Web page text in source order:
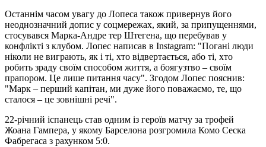
Останнім часом увагу до Лопеса також привернув його
неоднозначний допис у соцмережах, який, за припущеннями,
стосувався Марка-Андре тер Штегена, що перебував у
конфлікті з клубом. Лопес написав в Instagram: "Погані люди
ніколи не виграють, як і ті, хто відвертається, або ті, хто
робить зраду своїм способом життя, а боягузтво – своїм
прапором. Це лише питання часу". Згодом Лопес пояснив:
"Марк – перший капітан, ми дуже його поважаємо, те, що
сталося – це зовнішні речі".
22-річний іспанець став одним із героїв матчу за трофей
Жоана Гампера, у якому Барселона розгромила Комо Сеска
Фабрегаса з рахунком 5:0.